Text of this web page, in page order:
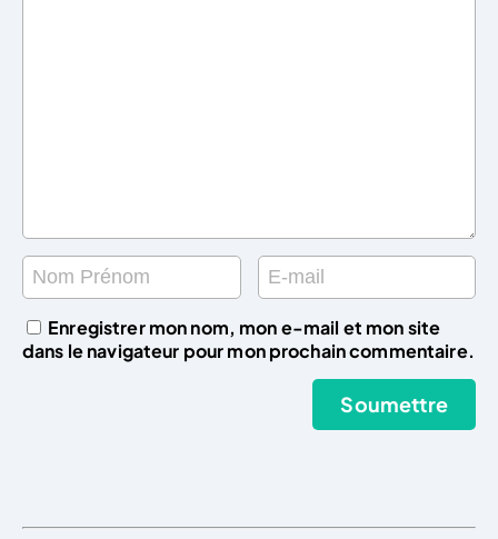
Enregistrer mon nom, mon e-mail et mon site
dans le navigateur pour mon prochain commentaire.